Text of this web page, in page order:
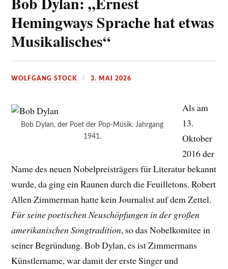
Hemingways Sprache hat etwas
Musikalisches“
WOLFGANG STOCK 3. MAI 2026
Bob Dylan, der Poet der Pop-Musik. Jahrgang
1941.
Als am
13.
Oktober
2016 der
Name des neuen Nobelpreisträgers für Literatur bekannt
wurde, da ging ein Raunen durch die Feuilletons. Robert
Allen Zimmerman hatte kein Journalist auf dem Zettel.
Für seine poetischen Neuschöpfungen in der großen
amerikanischen Songtradition, so das Nobelkomitee in
seiner Begründung. Bob Dylan, es ist Zimmermans
Künstlername, war damit der erste Singer und